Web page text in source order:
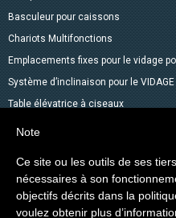
Basculeur pour caissons
Chariots Multifonctions
Emplacements fixes pour le vidage
Système d’inclinaison pour le VIDAGE
Table élévatrice à ciseaux
Mélangeurs
Gerbeurs avec fonction transpalette
Autres produits dans le catalogue
Levage des Matériaux
Note
Ce site ou les outils de ses
nécessaires à son
objectifs décrits dans la
voulez obtenir plus